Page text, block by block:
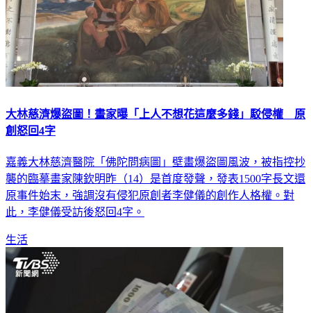
大林慈濟爆盜圖！畫家曝「上人不想花這麼多錢」駁侵權 原
創怒回4字
嘉義大林慈濟醫院「佛陀問病圖」壁畫爆盜圖風波，被指控抄
襲的臨摹畫家陳欽明昨（14）是首度發聲，發表1500字長文還
原事件始末，強調沒有侵犯原創者李健儀的創作人格權。對
此，李健儀受訪後怒回4字。
生活